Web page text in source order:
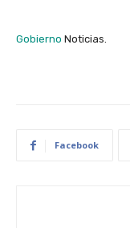
Gobierno Noticias.
Facebook